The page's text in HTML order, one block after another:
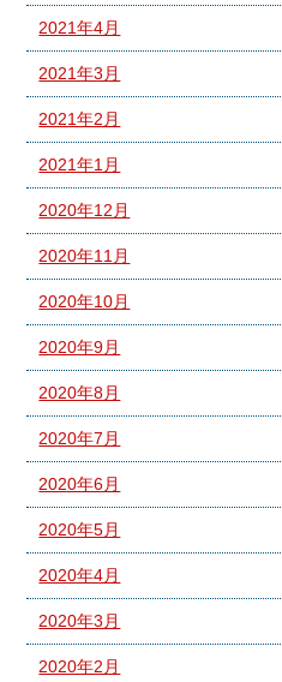
2021年4月
2021年3月
2021年2月
2021年1月
2020年12月
2020年11月
2020年10月
2020年9月
2020年8月
2020年7月
2020年6月
2020年5月
2020年4月
2020年3月
2020年2月